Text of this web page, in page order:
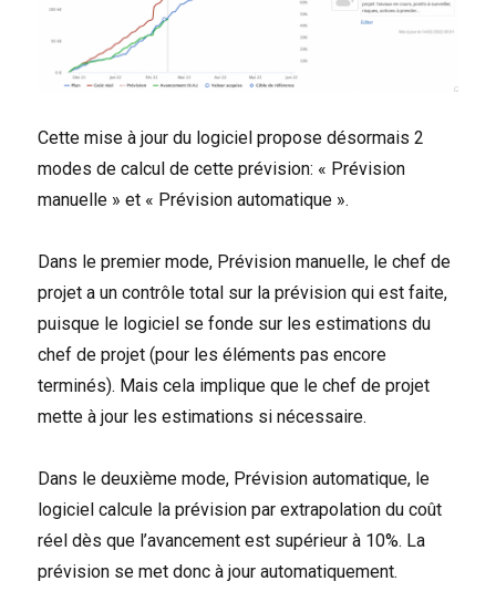
Cette mise à jour du logiciel propose désormais 2
modes de calcul de cette prévision: « Prévision
manuelle » et « Prévision automatique ».
Dans le premier mode, Prévision manuelle, le chef de
projet a un contrôle total sur la prévision qui est faite,
puisque le logiciel se fonde sur les estimations du
chef de projet (pour les éléments pas encore
terminés). Mais cela implique que le chef de projet
mette à jour les estimations si nécessaire.
Dans le deuxième mode, Prévision automatique, le
logiciel calcule la prévision par extrapolation du coût
réel dès que l’avancement est supérieur à 10%. La
prévision se met donc à jour automatiquement.